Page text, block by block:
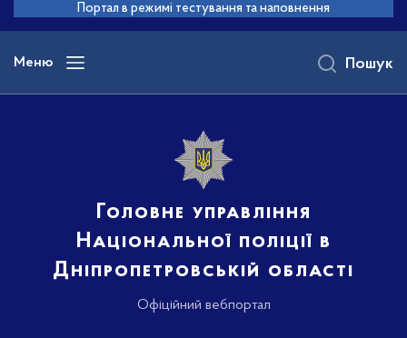
основного
вмісту
Портал в режимі тестування та наповнення
Меню
Головне управління
Національної поліції в
Дніпропетровській області
Офіційний вебпортал
Пошук